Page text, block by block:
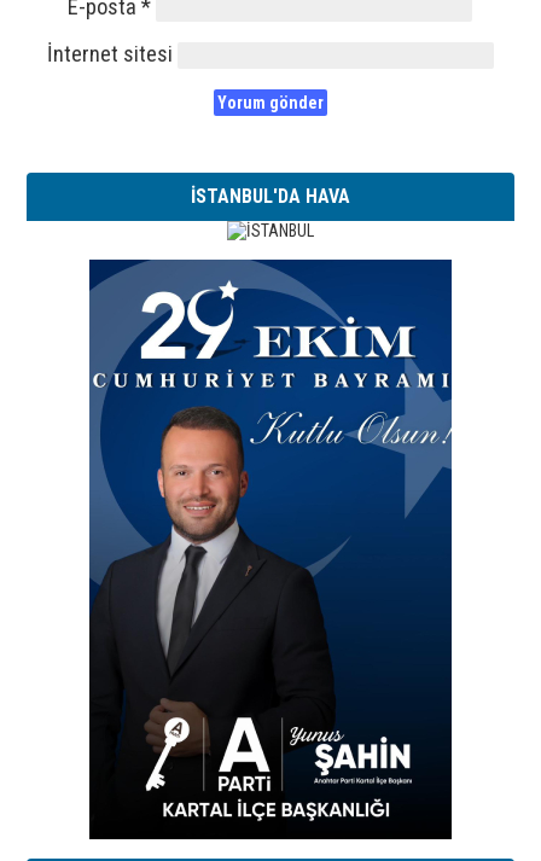
E-posta*
İnternet sitesi
İSTANBUL'DA HAVA